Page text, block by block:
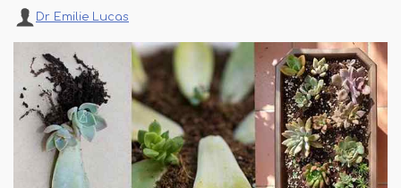
Dr Emilie Lucas